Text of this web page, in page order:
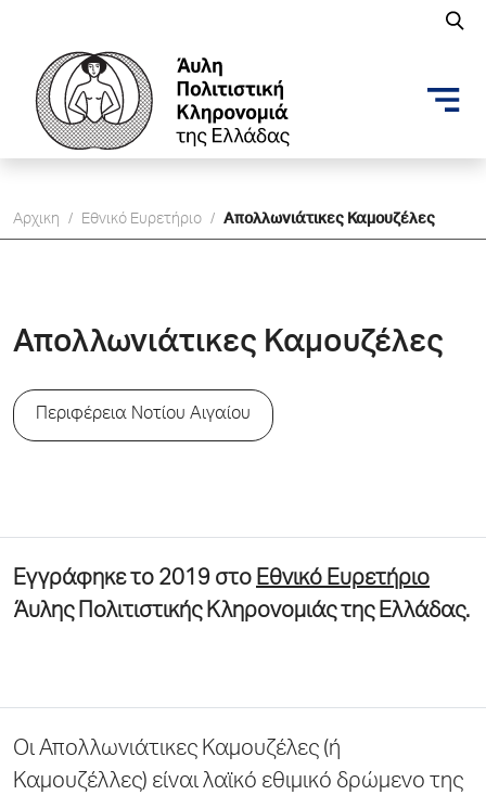
Αρχικη / Εθνικό Ευρετήριο / Απολλωνιάτικες Καμουζέλες
Απολλωνιάτικες Καμουζέλες
Περιφέρεια Νοτίου Αιγαίου
Εγγράφηκε το 2019 στο Εθνικό Ευρετήριο
Άυλης Πολιτιστικής Κληρονομιάς της Ελλάδας.
Οι Απολλωνιάτικες Καμουζέλες (ή
Καμουζέλλες) είναι λαϊκό εθιμικό δρώμενο της